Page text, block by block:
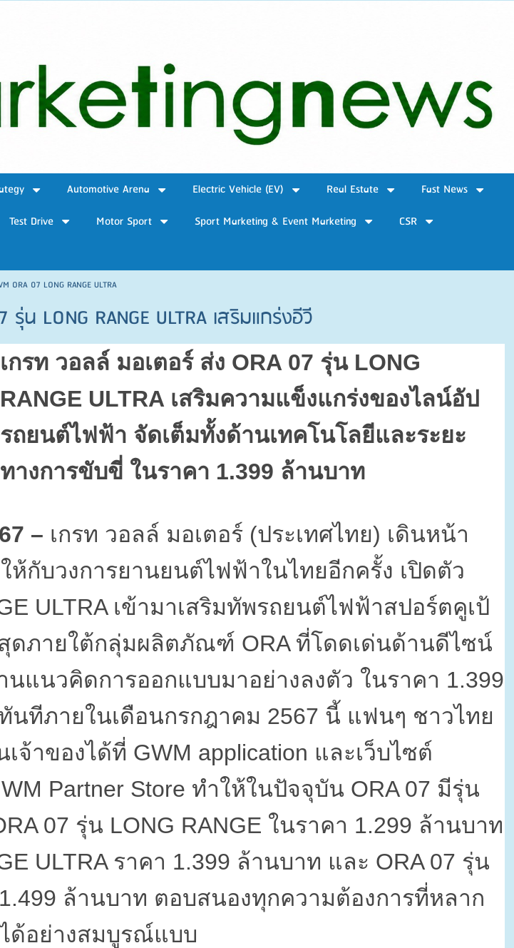
Automotive Arena Electric Vehicle (EV) Real Estate
Fast News
Test Drive Motor Sport Sport Marketing & Event Marketing
CSR
ORA 07 LONG RANGE ULTRA
น LONG RANGE ULTRA เสริมแกร่งอีวี
เกรท วอลล์ มอเตอร์ ส่ง ORA 07 รุ่น LONG
RANGE ULTRA เสริมความแข็งแกร่งของไลน์อัป
รถยนต์ไฟฟ้า จัดเต็มทั้งด้านเทคโนโลยีและระยะ
ทางการขับขี่ ในราคา 1.399 ล้านบาท
– เกรท วอลล์ มอเตอร์ (ประเทศไทย) เดินหน้า
ห้กับวงการยานยนต์ไฟฟ้าในไทยอีกครั้ง เปิดตัว
ULTRA เข้ามาเสริมทัพรถยนต์ไฟฟ้าสปอร์ตคูเป้
สุดภายใต้กลุ่มผลิตภัณฑ์ ORA ที่โดดเด่นด้านดีไซน์
แนวคิดการออกแบบมาอย่างลงตัว ในราคา 1.399
นทีภายในเดือนกรกฎาคม 2567 นี้ แฟนๆ ชาวไทย
จ้าของได้ที่ GWM application และเว็บไซต์
Partner Store ทำให้ในปัจจุบัน ORA 07 มีรุ่น
07 รุ่น LONG RANGE ในราคา 1.299 ล้านบาท
ULTRA ราคา 1.399 ล้านบาท และ ORA 07 รุ่น
1.499 ล้านบาท ตอบสนองทุกความต้องการที่หลาก
ด้อย่างสมบูรณ์แบบ